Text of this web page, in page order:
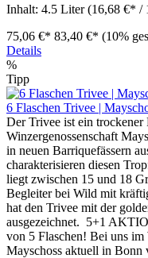
Inhalt: 4.5 Liter(16,68 €* /
75,06 €* 83,40 €* (10%
Details
%
Tipp
6 Flaschen Trivee |
Der Trivee ist ein
Winzergenossenschaft
in neuen Barriquefässern
charakterisieren diesen
liegt zwischen 15 und 18
Begleiter bei Wild mit
hat den Trivee mit der
ausgezeichnet. 5+1
von 5 Flaschen! Bei uns
Mayschoss aktuell in Bonn